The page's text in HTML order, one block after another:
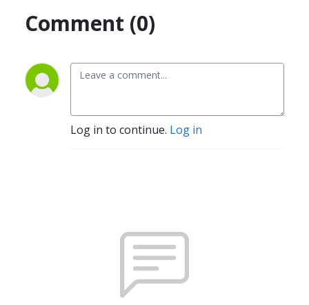
Comment (0)
Log in to continue. Log in